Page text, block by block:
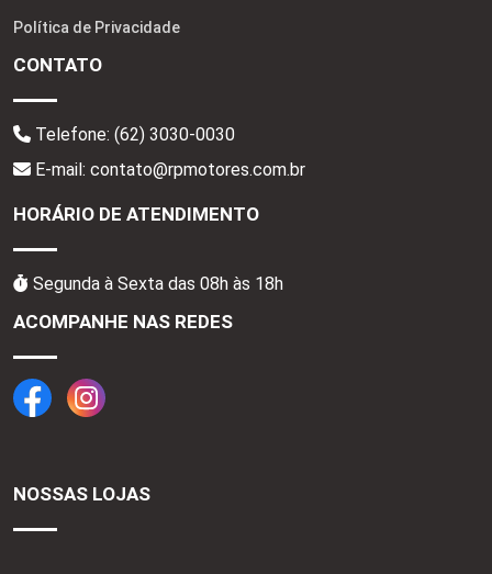
Política de Privacidade
CONTATO
Telefone: (62) 3030-0030
E-mail: contato@rpmotores.com.br
HORÁRIO DE ATENDIMENTO
Segunda à Sexta das 08h às 18h
ACOMPANHE NAS REDES
NOSSAS LOJAS